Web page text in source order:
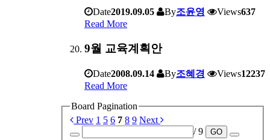
Date2019.09.05 By조윤영 Views637
Read More
9월 교육계획안
Date2008.09.14 By조혜경 Views12237
Read More
Board Pagination
Prev 1 5 6 7 8 9 Next
/ 9
GO